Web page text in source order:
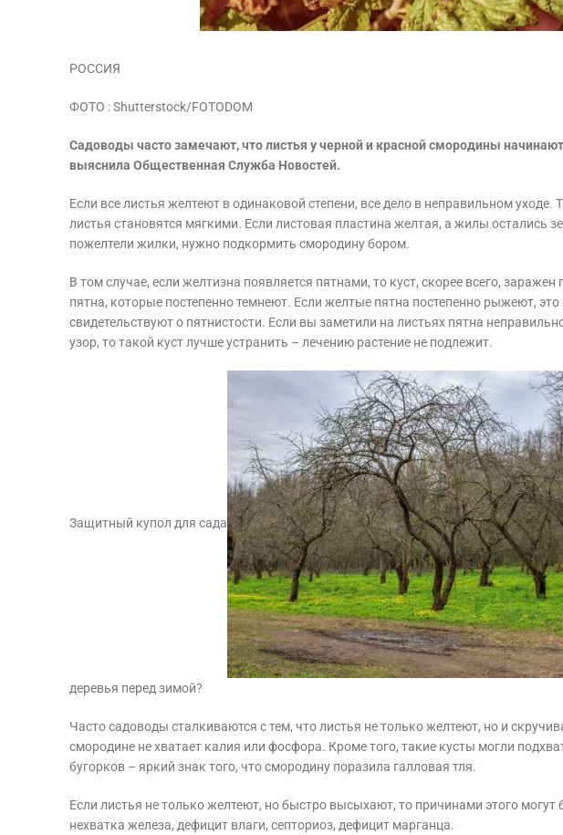
РОССИЯ
ФОТО : Shutterstock/FOTODOM
Садоводы часто замечают, что листья у черной и красной смородины
выяснила Общественная Служба Новостей.
Если все листья желтеют в одинаковой степени, все дело в неправильном
листья становятся мягкими. Если листовая пластина желтая, а жилы остались
пожелтели жилки, нужно подкормить смородину бором.
В том случае, если желтизна появляется пятнами, то куст, скорее всего,
пятна, которые постепенно темнеют. Если желтые пятна постепенно рыжеют,
свидетельствуют о пятнистости. Если вы заметили на листьях пятна
узор, то такой куст лучше устранить – лечению растение не подлежит.
Защитный купол для сада
деревья перед зимой?
Часто садоводы сталкиваются с тем, что листья не только желтеют, но и
смородине не хватает калия или фосфора. Кроме того, такие кусты могли
бугорков – яркий знак того, что смородину поразила галловая тля.
Если листья не только желтеют, но быстро высыхают, то причинами этого
нехватка железа, дефицит влаги, септориоз, дефицит марганца.